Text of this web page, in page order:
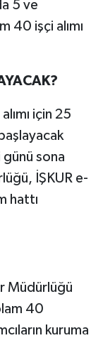
5 ve
40 işçi alımı
için 25
sona
İŞKUR e-
hattı
Müdürlüğü
40
kuruma